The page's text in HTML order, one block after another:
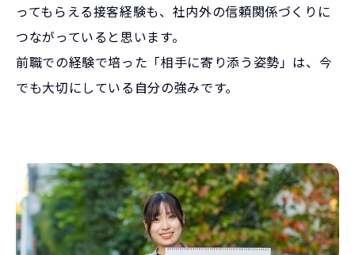
ってもらえる接客経験も、社内外の信頼関係づくりに
つながっていると思います。
前職での経験で培った「相手に寄り添う姿勢」は、今
でも大切にしている自分の強みです。